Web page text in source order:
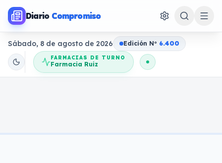
Diario Compromiso
Sábado, 8 de agosto de 2026 Edición No 6.400
FARMACIAS DE TURNO
Farmacia Ruiz